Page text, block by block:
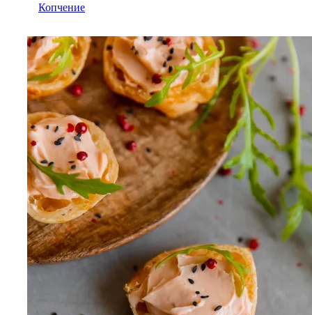
Копчение